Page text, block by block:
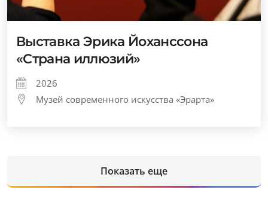
Выставка Эрика Йоханссона
«Страна иллюзий»
2026
Музей современного искусства «Эрарта»
Показать еще